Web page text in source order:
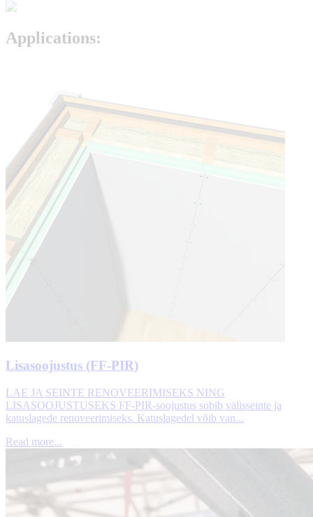
Applications:
Lisasoojustus (FF-PIR)
LAE JA SEINTE RENOVEERIMISEKS NING
LISASOOJUSTUSEKS FF-PIR-soojustus sobib välisseinte ja
katuslagede renoveerimiseks. Katuslagedel võib van...
Read more...